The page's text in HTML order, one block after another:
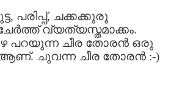
പരിപ്പ്, ചക്കക്കുരു
വ്യത്യസ്തമാക്കം.
പറയുന്ന ചീര തോരന്‍ ഒരു
ചുവന്ന ചീര തോരന്‍ :-)